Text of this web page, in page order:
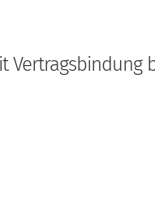
Vertragsbindung